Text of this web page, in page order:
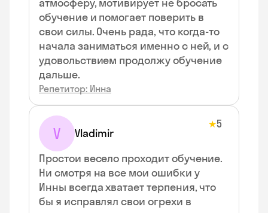
обучение и помогает поверить в
свои силы. Очень рада, что когда-то
начала заниматься именно с ней, и с
удовольствием продолжу обучение
дальше.
Репетитор: Инна
V Vladimir
★5
Простои весело проходит обучение.
Ни смотря на все мои ошибки у
Инны всегда хватает терпения, что
бы я исправлял свои огрехи в